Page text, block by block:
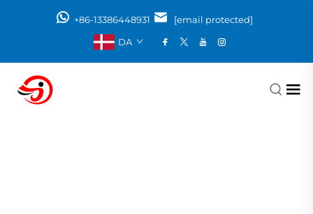
+86-13386448931
[email protected]
DA